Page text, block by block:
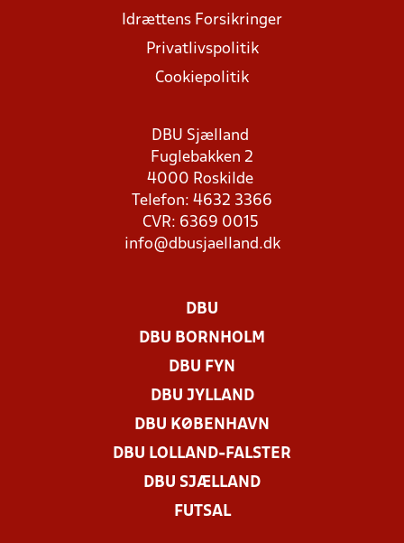
Idrættens Forsikringer
Privatlivspolitik
Cookiepolitik
DBU Sjælland
Fuglebakken 2
4000 Roskilde
Telefon: 4632 3366
CVR: 6369 0015
info@dbusjaelland.dk
DBU
DBU BORNHOLM
DBU FYN
DBU JYLLAND
DBU KØBENHAVN
DBU LOLLAND-FALSTER
DBU SJÆLLAND
FUTSAL